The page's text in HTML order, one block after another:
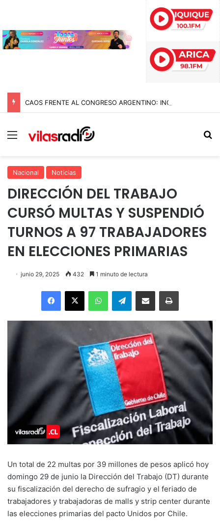
Menú
Nacional Noticias
DIRECCIÓN DEL TRABAJO
CURSÓ MULTAS Y SUSPENDIÓ
TURNOS A 97 TRABAJADORES
EN ELECCIONES PRIMARIAS
junio 29, 2025 432 1 minuto de lectura
Facebook
X WhatsAppTelegramEnviar vía email Imprimir
Un total de 22 multas por 39 millones de pesos aplicó hoy
domingo 29 de junio la Dirección del Trabajo (DT) durante
su fiscalización del derecho de sufragio y el feriado de
trabajadores y trabajadoras de malls y strip center durante
las elecciones primarias del pacto Unidos por Chile.